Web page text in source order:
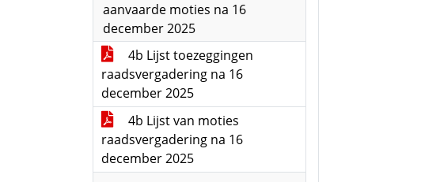
aanvaarde moties na 16
december 2025
4b Lijst toezeggingen
raadsvergadering na 16
december 2025
4b Lijst van moties
raadsvergadering na 16
december 2025